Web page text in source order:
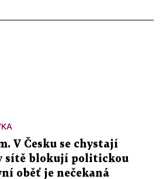
V Česku se chystají
sítě blokují politickou
oběť je nečekaná